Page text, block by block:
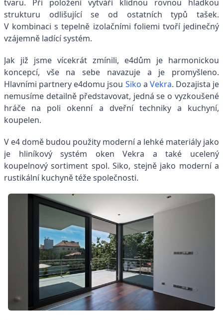
tvaru. Při položení vytváří klidnou rovnou hladkou
strukturu odlišující se od ostatních typů tašek.
V kombinaci s tepelně izolačními foliemi tvoří jedinečný
vzájemně ladící systém.
Jak již jsme vícekrát zmínili, e4dům je harmonickou
koncepcí, vše na sebe navazuje a je promyšleno.
Hlavními partnery e4domu jsou Siko a Vekra. Dozajista je
nemusíme detailně představovat, jedná se o vyzkoušené
hráče na poli okenní a dveřní techniky a kuchyní,
koupelen.
V e4 domě budou použity moderní a lehké materiály jako
je hliníkový systém oken Vekra a také ucelený
koupelnový sortiment spol. Siko, stejně jako moderní a
rustikální kuchyně téže společnosti.